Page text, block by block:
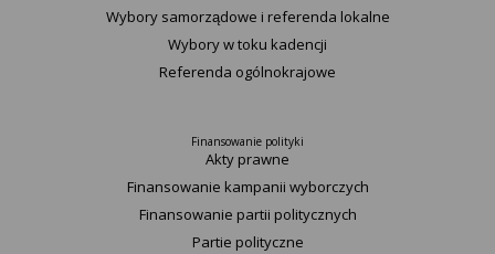
Wybory samorządowe i referenda lokalne
Wybory w toku kadencji
Referenda ogólnokrajowe
Finansowanie polityki
Akty prawne
Finansowanie kampanii wyborczych
Finansowanie partii politycznych
Partie polityczne